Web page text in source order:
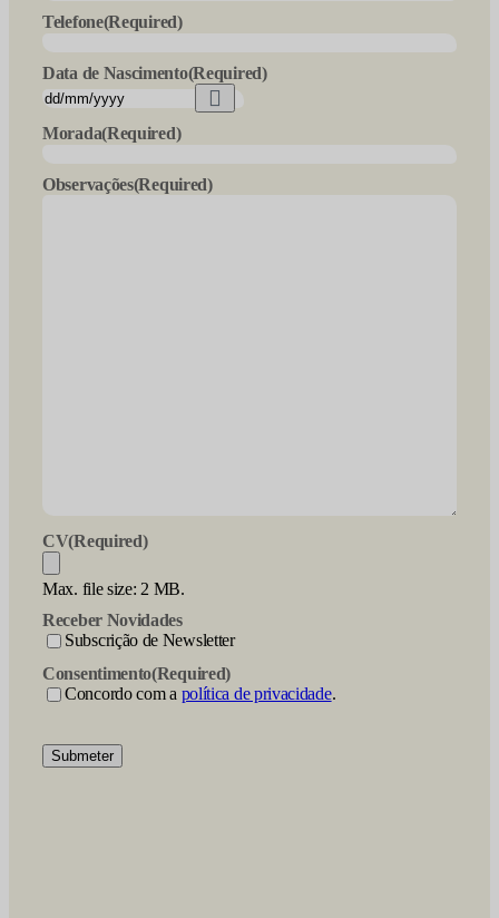
Telefone(Required)
Data de Nascimento(Required)
Morada(Required)
Observações(Required)
CV(Required)
Max. file size: 2 MB.
Receber Novidades
Subscrição de Newsletter
Consentimento(Required)
Concordo com a política de privacidade.
Submeter